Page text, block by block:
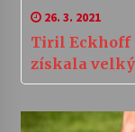
26. 3. 2021
Tiril Eckhoff
získala